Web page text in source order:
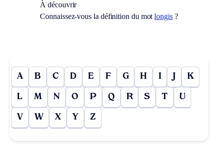
À découvrir
Connaissez-vous la définition du motlongis?
A B C D E F G H I J K
L M N O P Q R S T U
V W X Y Z